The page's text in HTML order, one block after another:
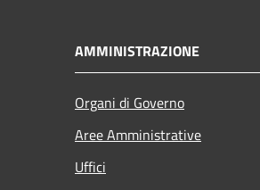
AMMINISTRAZIONE
Organi di Governo
Aree Amministrative
Uffici